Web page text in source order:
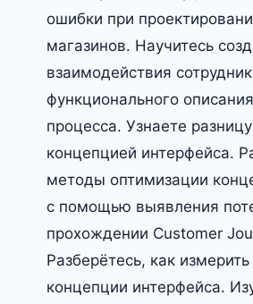
ошибки при
магазинов. Научитесь
взаимодействия
функционального
процесса. Узнаете
концепцией интерфейса.
методы оптимизации
с помощью выявления
прохождении Customer
Разберётесь, как
концепции интерфейса.